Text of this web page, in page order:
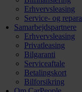
Erhvervsleasing
Service- og
Samarbejdspartnere
Erhvervsleasing
Privatleasing
Bilgaranti
Serviceaftale
Betalingskort
Bilforsikring